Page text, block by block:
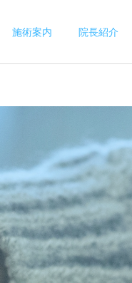
施術案内 院長紹介
交通事故治療
採ってきたさつまい
お菓子作り